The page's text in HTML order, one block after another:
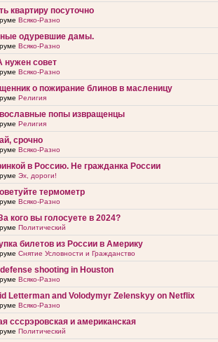
квартиру посуточно
Всяко-Разно
одуревшие дамы.
Всяко-Разно
нужен совет
Всяко-Разно
о пожирание блинов в масленицу
Религия
попы извращенцы
Религия
срочно
Всяко-Разно
в Россию. Не гражданка России
Эх, дороги!
термометр
Всяко-Разно
кого вы голосуете в 2024?
Политический
билетов из России в Америку
Снятие Условности и Гражданство
shooting in Houston
Всяко-Разно
Letterman and Volodymyr Zelenskyy on Netflix
Всяко-Разно
сссрэровская и американская
Политический